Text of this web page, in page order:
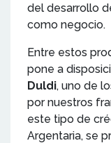
del desarrollo
como negocio.
Entre estos
pone a
Duldi, uno de
por nuestros
este tipo de
Argentaria, se